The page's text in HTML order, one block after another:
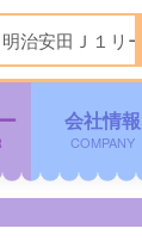
明治安田Ｊ１リ
会社情報
COMPANY